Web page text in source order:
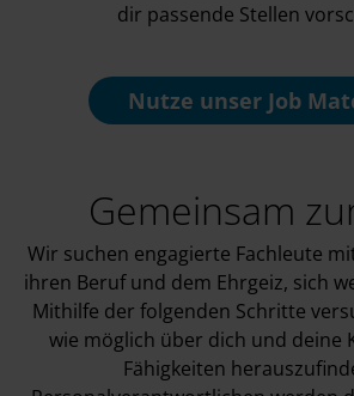
dir passende Stellen
Nutze unserJob
Gemeinsam
Wir suchen engagierte Fachleute
ihren Beruf und dem Ehrgeiz, sich
Mithilfe der folgenden Schritte
wie möglich über dich und deine
Fähigkeiten